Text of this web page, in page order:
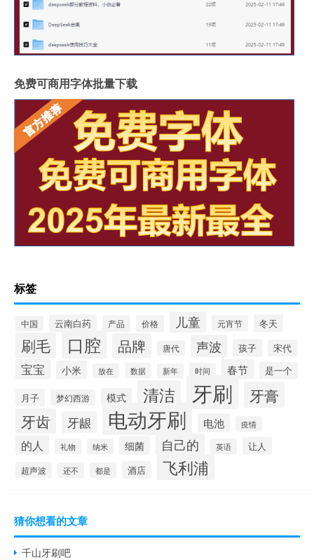
免费可商用字体批量下载
标签
中国 云南白药 产品 价格 儿童 元宵节 冬天
刷毛 口腔 品牌 唐代 声波 孩子 宋代
宝宝 小米 放在 数据 新年 时间 春节 是一个
月子 梦幻西游 模式 清洁 牙刷 牙膏
牙齿 牙龈 电动牙刷 电池 疫情
的人 礼物 纳米 细菌 自己的 英语 让人
超声波 还不 都是 酒店 飞利浦
猜你想看的文章
千山牙刷吧